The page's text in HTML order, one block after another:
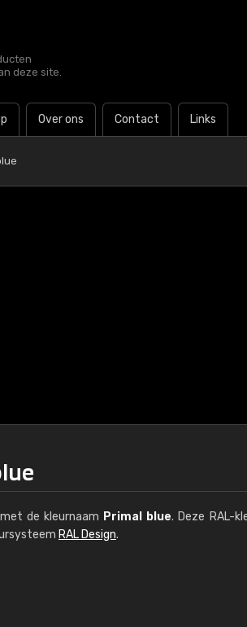
deze site.
Over ons Contact Links
met de kleurnaam Primal blue. Deze RAL-
RAL Design.